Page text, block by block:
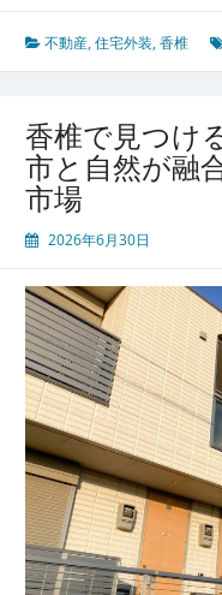
未
来
差
す
椎
今
熱
い
理
由
と
は
不動産,住宅外装,香椎
香椎で見つけ
市と自然が融
市場
2026年6月30日